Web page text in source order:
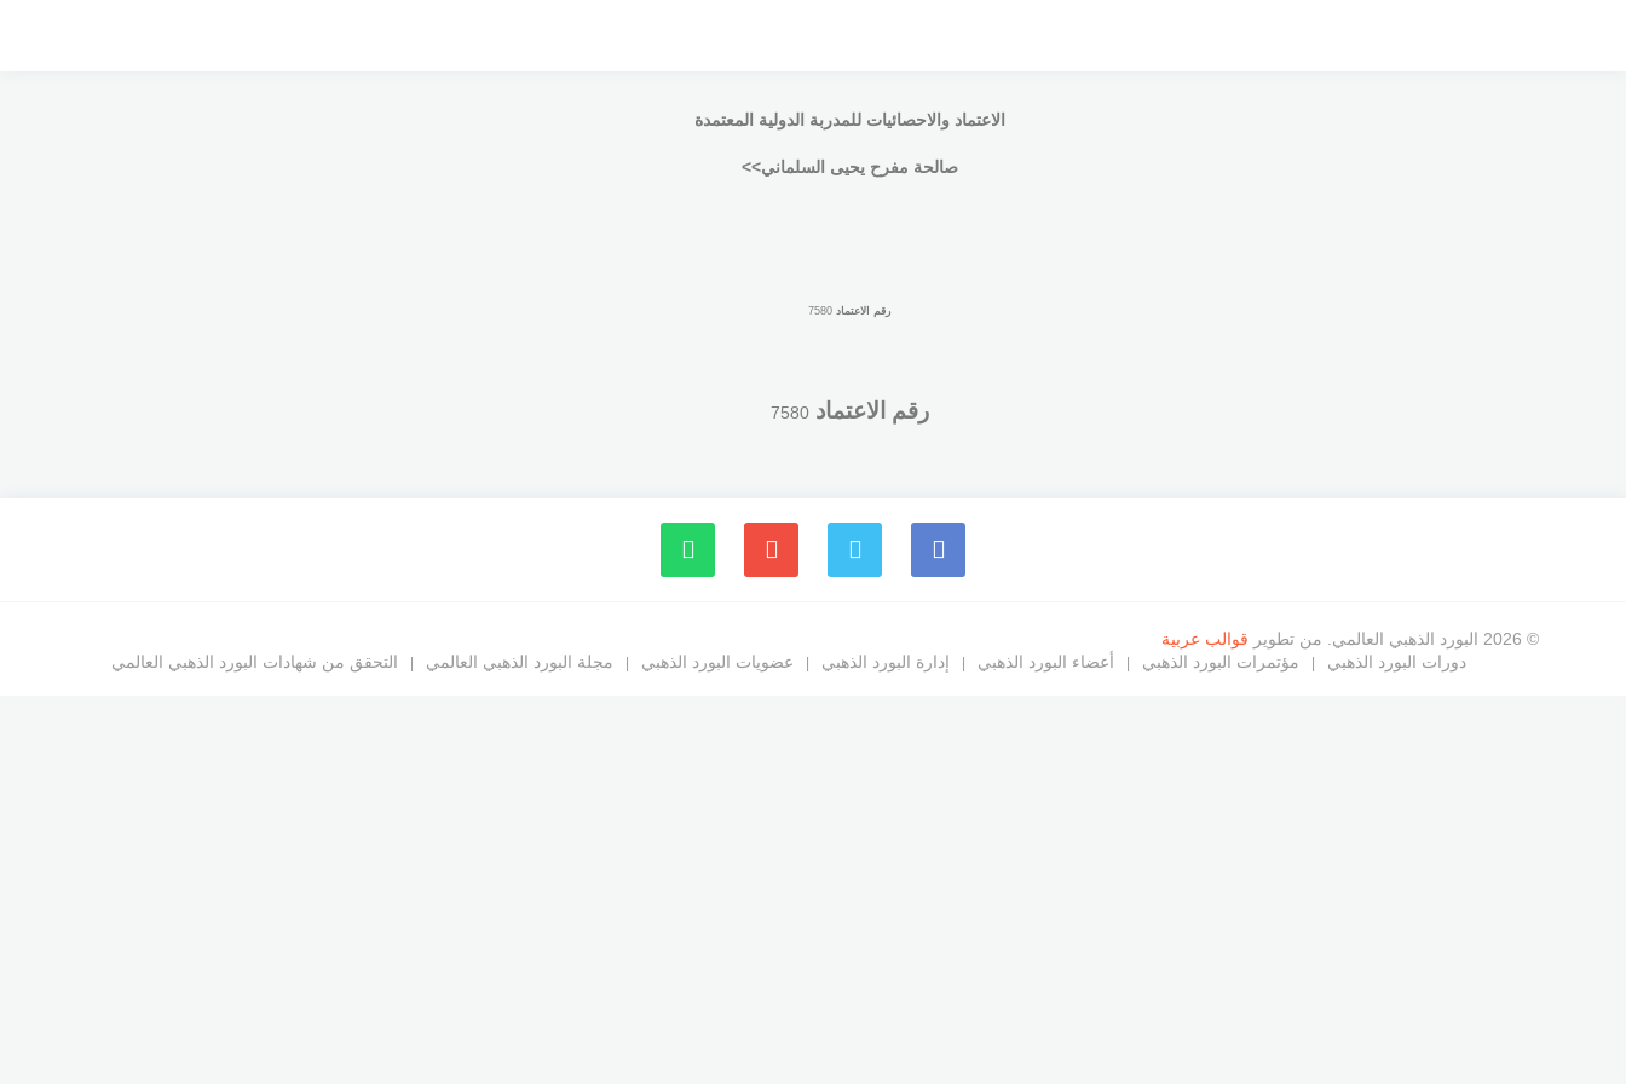
الاعتماد والاحصائيات للمدربة الدولية المعتمدة
صالحة مفرح يحيى السلماني>>
رقم الاعتماد 7580
رقم الاعتماد7580
© 2026 البورد الذهبي العالمي. من تطوير
قوالب عربية
دورات البورد الذهبي
مؤتمرات البورد الذهبي أعضاء البورد الذهبي إدارة البورد الذهبي عضويات البورد الذهبي مجلة البورد الذهبي العالمي التحقق من شهادات البورد الذهبي العالمي